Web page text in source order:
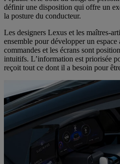
définir une disposition qui offre un
la posture du conducteur.
Les designers Lexus et les maîtres-
ensemble pour développer un
commandes et les écrans sont
intuitifs. L’information est priorisée
reçoit tout ce dont il a besoin pour